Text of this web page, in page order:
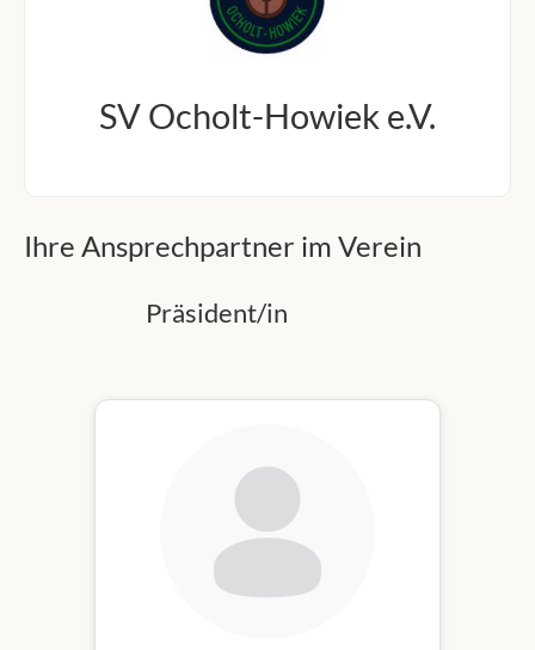
SV Ocholt-Howiek e.V.
Ihre Ansprechpartner im Verein
Präsident/in